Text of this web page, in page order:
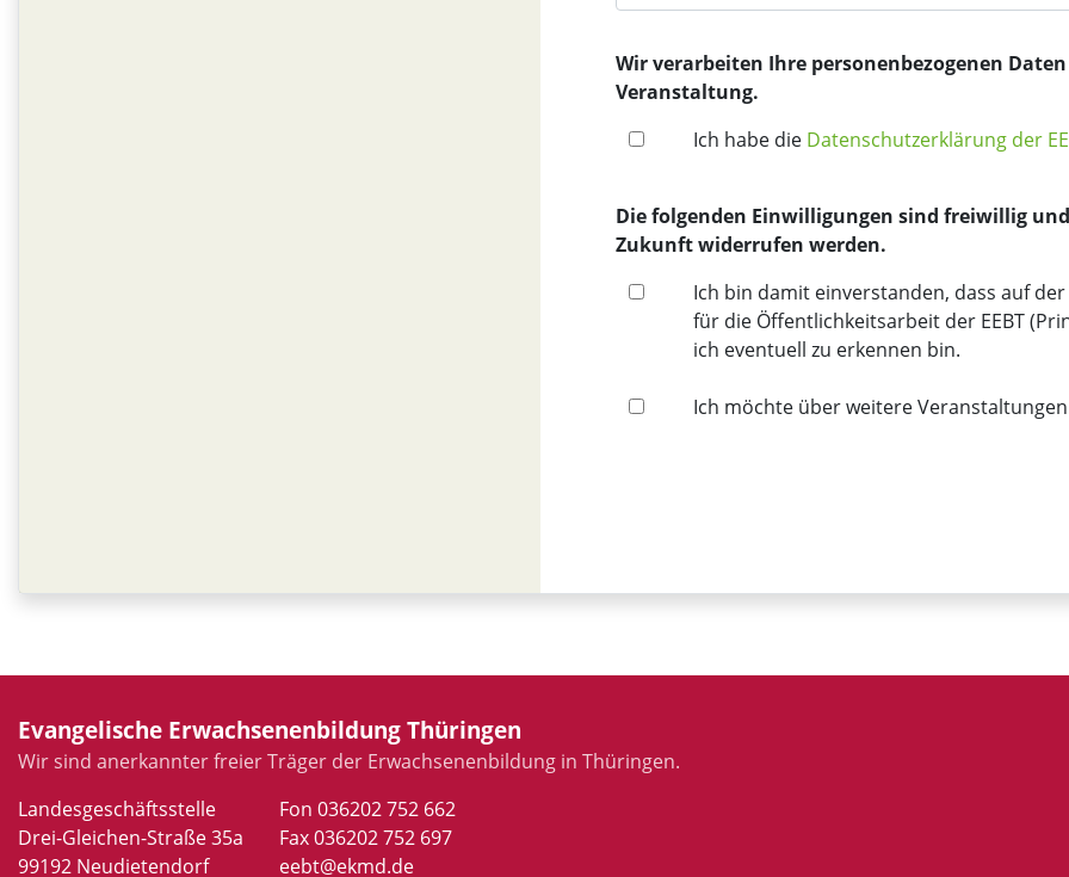
Wir verarbeiten Ihre personenbezogenen
Veranstaltung.
Ich habe die Datenschutzerklärung der
Die folgenden Einwilligungen sind freiwillig
Zukunft widerrufen werden.
Ich bin damit einverstanden, dass auf
für die Öffentlichkeitsarbeit der EEBT
ich eventuell zu erkennen bin.
Ich möchte über weitere
Evangelische Erwachsenenbildung Thüringen
Wir sind anerkannter freier Träger der Erwachsenenbildung in Thüringen.
Landesgeschäftsstelle
Drei-Gleichen-Straße 35a
99192 Neudietendorf
Fon 036202 752 662
Fax 036202 752 697
eebt@ekmd.de